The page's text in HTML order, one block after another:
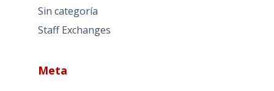
Sin categoría
Staff Exchanges
Meta